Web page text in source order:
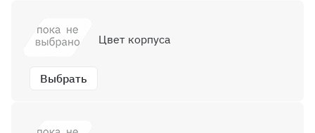
Выбрать
Цвет корпуса